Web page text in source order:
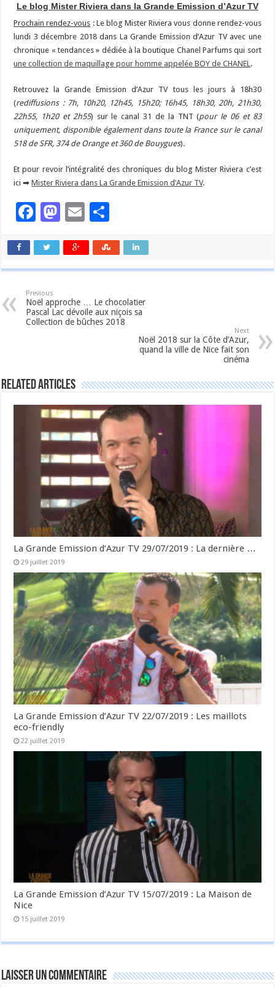
Le blog Mister Riviera dans la Grande Emission d’Azur TV
Prochain rendez-vous : Le blog Mister Riviera vous donne rendez-vous
lundi 3 décembre 2018 dans La Grande Emission d’Azur TV avec une
chronique « tendances » dédiée à la boutique Chanel Parfums qui sort
une collection de maquillage pour homme appelée BOY de CHANEL .
Retrouvez la Grande Emission d’Azur TV tous les jours à 18h30
(rediffusions : 7h, 10h20, 12h45, 15h20; 16h45, 18h30, 20h, 21h30,
22h55, 1h20 et 2h55) sur le canal 31 de la TNT (pour le 06 et 83
uniquement, disponible également dans toute la France sur le canal
518 de SFR, 374 de Orange et 360 de Bouygues).
Et pour revoir l’intégralité des chroniques du blog Mister Riviera c’est
ici ➡Mister Riviera dans La Grande Emission d’Azur TV.
Facebook
Mastodon
Email
Previous
Noël approche … Le chocolatier
Pascal Lac dévoile aux niçois sa
Collection de bûches 2018
Next
Noël 2018 sur la Côte d’Azur,
quand la ville de Nice fait son
cinéma
Related Articles
La Grande Emission d’Azur TV 29/07/2019 : La dernière …
29 juillet 2019
La Grande Emission d’Azur TV 22/07/2019 : Les maillots
eco-friendly
22 juillet 2019
La Grande Emission d’Azur TV 15/07/2019 : La Maison de
Nice
15 juillet 2019
Laisser un commentaire